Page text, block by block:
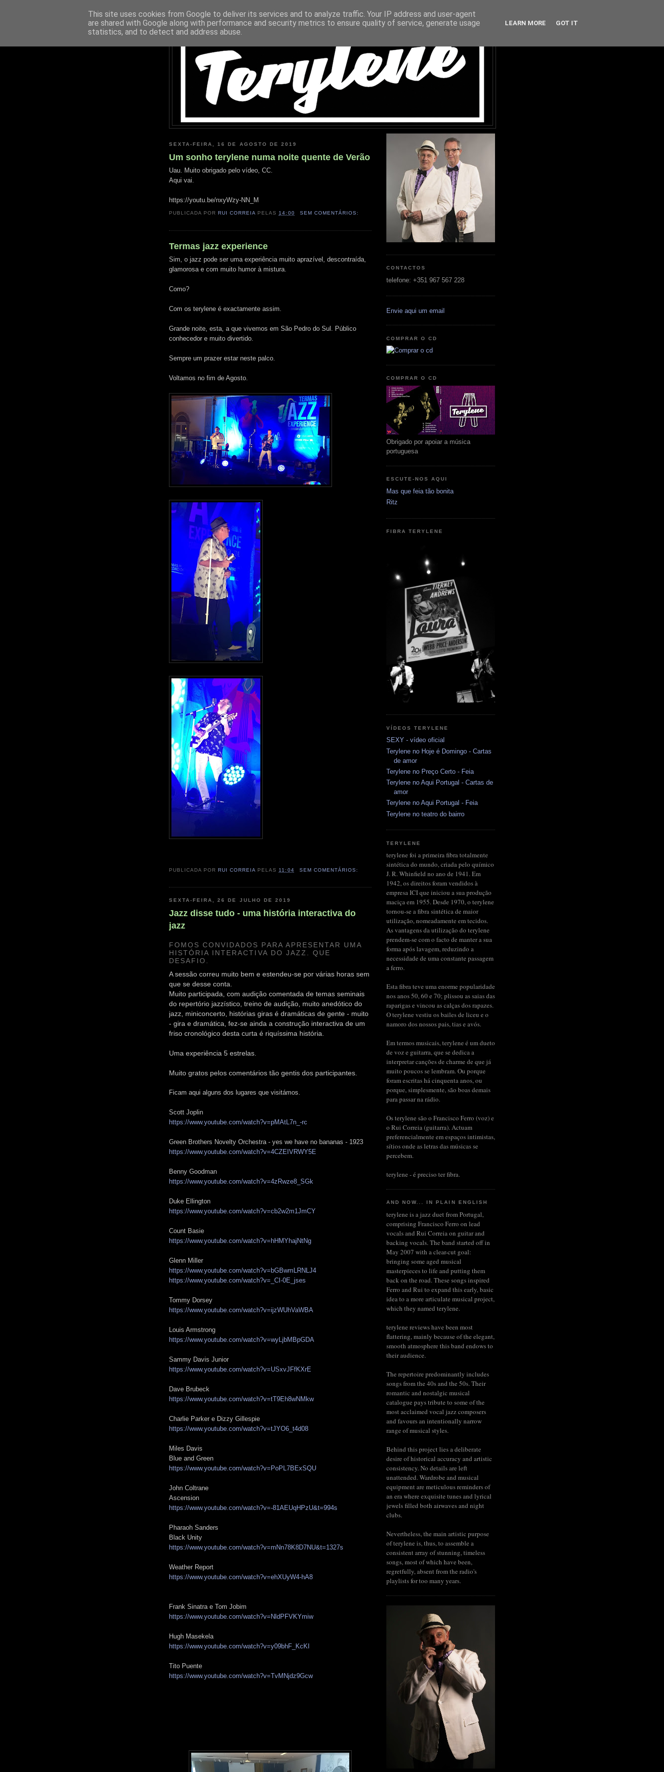
SEXTA-FEIRA, 16 DE AGOSTO DE 2019
Um sonho terylene numa noite quente de Verão
Uau. Muito obrigado pelo vídeo, CC.
Aqui vai.
https://youtu.be/nxyWzy-NN_M
PUBLICADA POR RUI CORREIA PELAS14:00 SEM COMENTÁRIOS:
Termas jazz experience
Sim, o jazz pode ser uma experiência muito aprazível, descontraída,
glamorosa e com muito humor à mistura.
Como?
Com os terylene é exactamente assim.
Grande noite, esta, a que vivemos em São Pedro do Sul. Público
conhecedor e muito divertido.
Sempre um prazer estar neste palco.
Voltamos no fim de Agosto.
PUBLICADA PORRUI CORREIA PELAS 11:04 SEM COMENTÁRIOS:
SEXTA-FEIRA, 26 DE JULHO DE 2019
Jazz disse tudo - uma história interactiva do
jazz
FOMOS CONVIDADOS PARA APRESENTAR UMA
HISTÓRIA INTERACTIVA DO JAZZ. QUE
DESAFIO.
A sessão correu muito bem e estendeu-se por várias horas sem
que se desse conta.
Muito participada, com audição comentada de temas seminais
do repertório jazzístico, treino de audição, muito anedótico do
jazz, miniconcerto, histórias giras é dramáticas de gente - muito
- gira e dramática, fez-se ainda a construção interactiva de um
friso cronológico desta curta é riquíssima história.
Uma experiência 5 estrelas.
Muito gratos pelos comentários tão gentis dos participantes.
Ficam aqui alguns dos lugares que visitámos.
Scott Joplin
https://www.youtube.com/watch?v=pMAtL7n_-rc
Green Brothers Novelty Orchestra - yes we have no bananas - 1923
https://www.youtube.com/watch?v=4CZEIVRWY5E
Benny Goodman
https://www.youtube.com/watch?v=4zRwze8_SGk
Duke Ellington
https://www.youtube.com/watch?v=cb2w2m1JmCY
Count Basie
https://www.youtube.com/watch?v=hHMYhajNtNg
Glenn Miller
https://www.youtube.com/watch?v=bGBwmLRNLJ4
https://www.youtube.com/watch?v=_CI-0E_jses
Tommy Dorsey
https://www.youtube.com/watch?v=ijzWUhVaWBA
Louis Armstrong
https://www.youtube.com/watch?v=wyLjbMBpGDA
Sammy Davis Junior
https://www.youtube.com/watch?v=USxvJFfKXrE
Dave Brubeck
https://www.youtube.com/watch?v=tT9Eh8wNMkw
Charlie Parker e Dizzy Gillespie
https://www.youtube.com/watch?v=tJYO6_t4d08
Miles Davis
Blue and Green
https://www.youtube.com/watch?v=PoPL7BExSQU
John Coltrane
Ascension
https://www.youtube.com/watch?v=-81AEUqHPzU&t=994s
Pharaoh Sanders
Black Unity
https://www.youtube.com/watch?v=mNn78K8D7NU&t=1327s
Weather Report
https://www.youtube.com/watch?v=ehXUyW4-hA8
Frank Sinatra e Tom Jobim
https://www.youtube.com/watch?v=NldPFVKYmiw
Hugh Masekela
https://www.youtube.com/watch?v=y09bhF_KcKI
Tito Puente
https://www.youtube.com/watch?v=TvMNjdz9Gcw
CONTACTOS
telefone: +351 967 567 228
Envie aqui um email
COMPRAR O CD
COMPRAR O CD
Obrigado por apoiar a música
portuguesa
ESCUTE-NOS AQUI
Mas que feia tão bonita
Ritz
FIBRA TERYLENE
VÍDEOS TERYLENE
SEXY - vídeo oficial
Terylene no Hoje é Domingo - Cartas
de amor
Terylene no Preço Certo - Feia
Terylene no Aqui Portugal - Cartas de
amor
Terylene no Aqui Portugal - Feia
Terylene no teatro do bairro
TERYLENE
terylene foi a primeira fibra totalmente
sintética do mundo, criada pelo químico
J. R. Whinfield no ano de 1941. Em
1942, os direitos foram vendidos à
empresa ICI que iniciou a sua produção
maciça em 1955. Desde 1970, o terylene
tornou-se a fibra sintética de maior
utilização, nomeadamente em tecidos.
As vantagens da utilização do terylene
prendem-se com o facto de manter a sua
forma após lavagem, reduzindo a
necessidade de uma constante passagem
a ferro.
Esta fibra teve uma enorme popularidade
nos anos 50, 60 e 70; plissou as saias das
raparigas e vincou as calças dos rapazes.
O terylene vestiu os bailes de liceu e o
namoro dos nossos pais, tias e avós.
Em termos musicais, terylene é um dueto
de voz e guitarra, que se dedica a
interpretar canções de charme de que já
muito poucos se lembram. Ou porque
foram escritas há cinquenta anos, ou
porque, simplesmente, são boas demais
para passar na rádio.
Os terylene são o Francisco Ferro (voz) e
o Rui Correia (guitarra). Actuam
preferencialmente em espaços intimistas,
sítios onde as letras das músicas se
percebem.
terylene - é preciso ter fibra.
AND NOW... IN PLAIN ENGLISH
terylene is a jazz duet from Portugal,
comprising Francisco Ferro on lead
vocals and Rui Correia on guitar and
backing vocals. The band started off in
May 2007 with a clear-cut goal:
bringing some aged musical
masterpieces to life and putting them
back on the road. These songs inspired
Ferro and Rui to expand this early, basic
idea to a more articulate musical project,
which they named terylene.
terylene reviews have been most
flattering, mainly because of the elegant,
smooth atmosphere this band endows to
their audience.
The repertoire predominantly includes
songs from the 40s and the 50s. Their
romantic and nostalgic musical
catalogue pays tribute to some of the
most acclaimed vocal jazz composers
and favours an intentionally narrow
range of musical styles.
Behind this project lies a deliberate
desire of historical accuracy and artistic
consistency. No details are left
unattended. Wardrobe and musical
equipment are meticulous reminders of
an era where exquisite tunes and lyrical
jewels filled both airwaves and night
clubs.
Nevertheless, the main artistic purpose
of terylene is, thus, to assemble a
consistent array of stunning, timeless
songs, most of which have been,
regretfully, absent from the radio's
playlists for too many years.
This site uses cookies from Google to deliver its services and to analyze traffic. Your IP address and user-agent
are shared with Google along with performance and security metrics to ensure quality of service, generate usage
statistics, and to detect and address abuse.
LEARN MORE GOT IT